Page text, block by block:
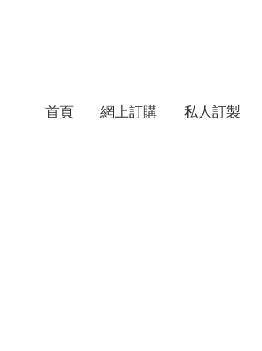
首頁 網上訂購 私人訂製